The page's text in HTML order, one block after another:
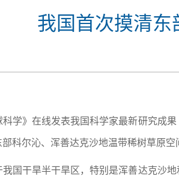
我国首次摸清
学》在线发表我国科学家最新研究成
科尔沁、浑善达克沙地温带稀树草原
国干旱半干旱区，特别是浑善达克沙